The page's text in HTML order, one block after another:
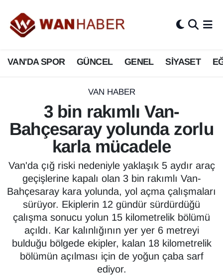
VAN'DA SPOR GÜNCEL GENEL SİYASET
VAN HABER
3 bin rakımlı Van-
Bahçesaray yolunda zorlu
karla mücadele
Van'da çığ riski nedeniyle yaklaşık 5 aydır araç
geçişlerine kapalı olan 3 bin rakımlı Van-
Bahçesaray kara yolunda, yol açma çalışmaları
sürüyor. Ekiplerin 12 gündür sürdürdüğü
çalışma sonucu yolun 15 kilometrelik bölümü
açıldı. Kar kalınlığının yer yer 6 metreyi
bulduğu bölgede ekipler, kalan 18 kilometrelik
bölümün açılması için de yoğun çaba sarf
ediyor.
3.SAYFA
ASAYİŞ
BİLİM VE TEKNOLOJİ
Biyografi
Bölge Haberleri
ÇEVRE
Deprem
Dernekler, Odalar
Diğer
Van Nöbetçi Eczaneler
Van Hava Durumu
Van Namaz Vakitleri
Van Trafik Yoğunluk Haritası
Süper Lig Puan Durumu ve Fikstür
Tüm Manşetler
Son Dakika Haberleri
Haber Arşivi